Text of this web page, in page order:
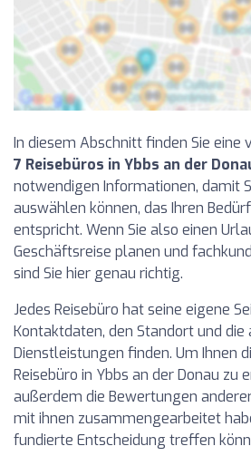
In diesem Abschnitt finden Sie eine
7 Reisebüros in Ybbs an der
notwendigen Informationen, damit
auswählen können, das Ihren
entspricht. Wenn Sie also einen
Geschäftsreise planen und
sind Sie hier genau richtig.
Jedes Reisebüro hat seine eigene
Kontaktdaten, den Standort und die
Dienstleistungen finden. Um Ihnen
Reisebüro in Ybbs an der Donau zu
außerdem die Bewertungen
mit ihnen zusammengearbeitet
fundierte Entscheidung treffen